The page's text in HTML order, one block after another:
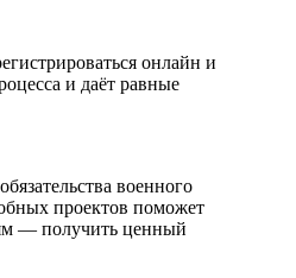
онлайн и
и даёт равные
военного
проектов поможет
— получить ценный